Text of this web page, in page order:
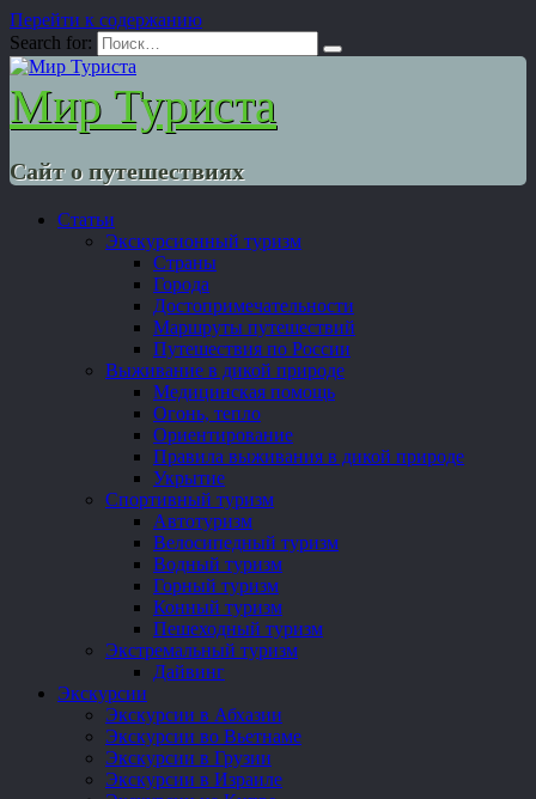
Перейти к содержанию
Search for:
Мир Туриста
Сайт о путешествиях
Статьи
Экскурсионный туризм
Страны
Города
Достопримечательности
Маршруты путешествий
Путешествия по России
Выживание в дикой природе
Медицинская помощь
Огонь, тепло
Ориентирование
Правила выживания в дикой природе
Укрытие
Спортивный туризм
Автотуризм
Велосипедный туризм
Водный туризм
Горный туризм
Конный туризм
Пешеходный туризм
Экстремальный туризм
Дайвинг
Экскурсии
Экскурсии в Абхазии
Экскурсии во Вьетнаме
Экскурсии в Грузии
Экскурсии в Израиле